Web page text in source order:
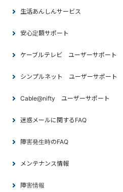
生活あんしんサービス
安心定額サポート
ケーブルテレビ ユーザーサポート
シンプルネット ユーザーサポート
Cable@nifty ユーザーサポート
迷惑メールに関するFAQ
障害発生時のFAQ
メンテナンス情報
障害情報